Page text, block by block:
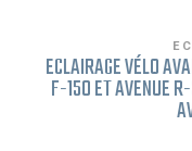
ECLAIRAGE VÉLO
F-150 ET AVENUE